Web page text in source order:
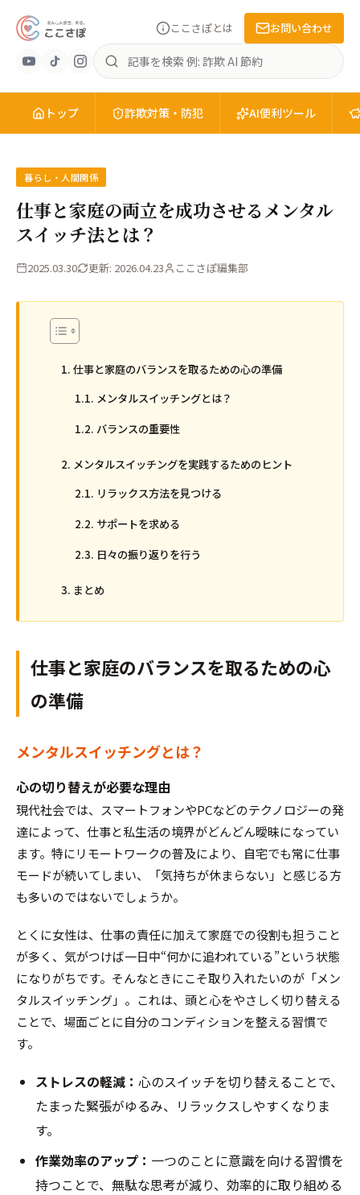
あ
ん
ん
全
知
る。
こ
こ
さ
ぽ
記
事
を
索
ここさぽとは お問い合わせ
トップ 詐欺対策・防犯 AI便利ツール
暮らし・人間関係
仕事と家庭の両立を成功させるメンタル
スイッチ法とは？
2025.03.30 更新: 2026.04.23 ここさぽ編集部
仕事と家庭のバランスを取るための心の準備
メンタルスイッチングとは？
バランスの重要性
メンタルスイッチングを実践するためのヒント
リラックス方法を見つける
サポートを求める
日々の振り返りを行う
まとめ
仕事と家庭のバランスを取るための心
の準備
メンタルスイッチングとは？
心の切り替えが必要な理由
現代社会では、スマートフォンやPCなどのテクノロジーの発
達によって、仕事と私生活の境界がどんどん曖昧になってい
ます。特にリモートワークの普及により、自宅でも常に仕事
モードが続いてしまい、「気持ちが休まらない」と感じる方
も多いのではないでしょうか。
とくに女性は、仕事の責任に加えて家庭での役割も担うこと
が多く、気がつけば一日中“何かに追われている”という状態
になりがちです。そんなときにこそ取り入れたいのが「メン
タルスイッチング」。これは、頭と心をやさしく切り替える
ことで、場面ごとに自分のコンディションを整える習慣で
す。
ストレスの軽減： 心のスイッチを切り替えることで、
たまった緊張がゆるみ、リラックスしやすくなりま
す。
作業効率のアップ： 一つのことに意識を向ける習慣を
持つことで、無駄な思考が減り、効率的に取り組める